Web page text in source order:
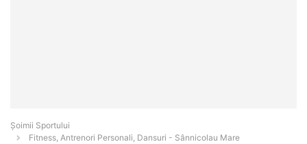
Șoimii Sportului
Fitness, Antrenori Personali, Dansuri - Sânnicolau Mare